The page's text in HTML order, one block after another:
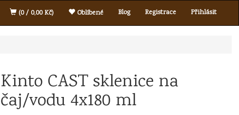
Blog Registrace Přihlásit
(0 / 0,00 Kč) Oblíbené
Kinto CAST sklenice na
čaj/vodu 4x180 ml